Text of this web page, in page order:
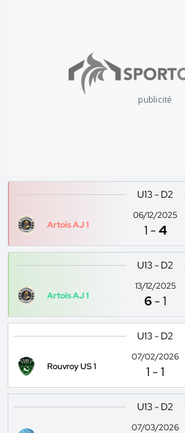
publicité
U13 - D2
Artois AJ 1
06/12/2025
1 -4
U13 - D2
Artois AJ 1
13/12/2025
6 -1
U13 - D2
Rouvroy US 1
07/02/2026
1 -1
U13 - D2
07/03/2026